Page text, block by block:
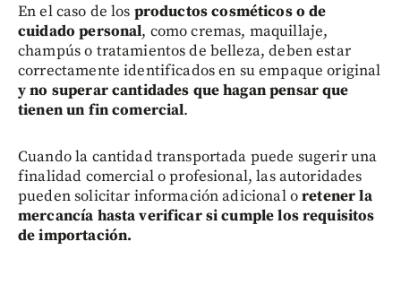
En el caso de los productos cosméticos o de
cuidado personal, como cremas, maquillaje,
champús o tratamientos de belleza, deben estar
correctamente identificados en su empaque original
y no superar cantidades que hagan pensar que
tienen un fin comercial.
Cuando la cantidad transportada puede sugerir una
finalidad comercial o profesional, las autoridades
pueden solicitar información adicional oretener la
mercancía hasta verificar si cumple los requisitos
de importación.